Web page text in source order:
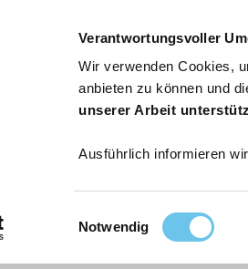
Verantwortungsvoller
Wir verwenden Cookies,
anbieten zu können und
unserer Arbeit
Ausführlich informieren
i
Notwendig
Erleben Service